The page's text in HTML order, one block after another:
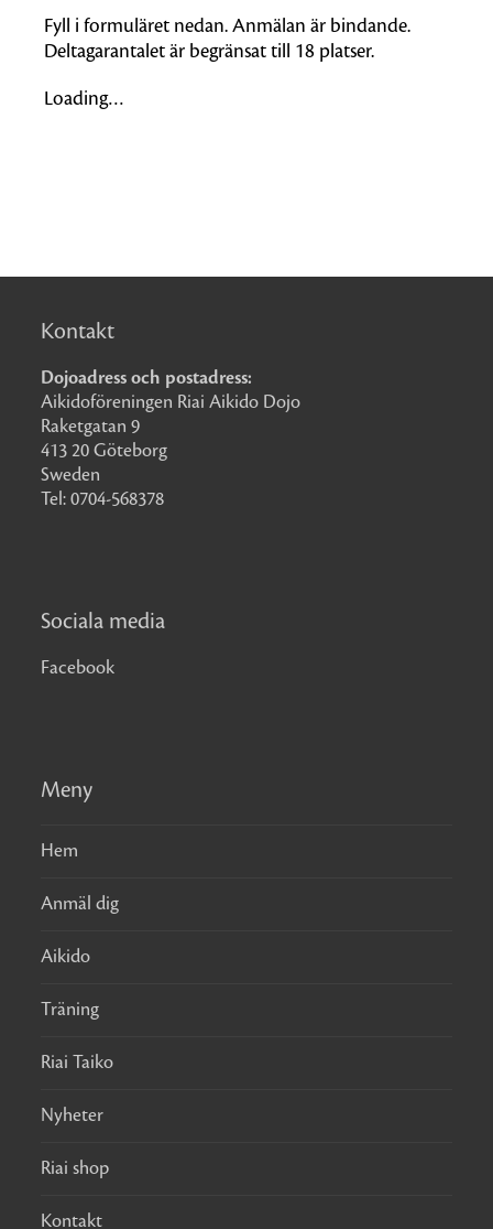
Fyll i formuläret nedan. Anmälan är bindande.
Deltagarantalet är begränsat till 18 platser.
Loading…
Kontakt
Dojoadress och postadress:
Aikidoföreningen Riai Aikido Dojo
Raketgatan 9
413 20 Göteborg
Sweden
Tel: 0704-568378
Sociala media
Facebook
Meny
Hem
Anmäl dig
Aikido
Träning
Riai Taiko
Nyheter
Riai shop
Kontakt